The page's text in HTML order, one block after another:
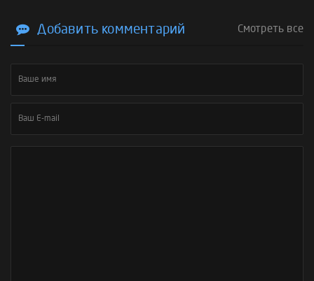
Добавить комментарий Смотреть все